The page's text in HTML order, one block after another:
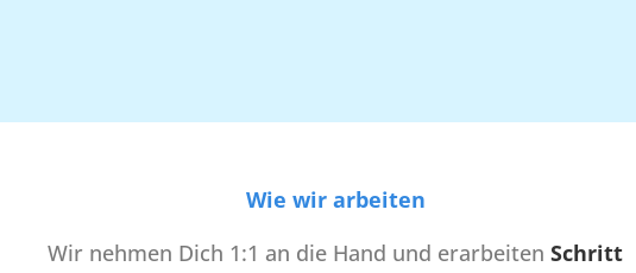
Wie wir arbeiten
Wir nehmen Dich 1:1 an die Hand und erarbeiten Schritt